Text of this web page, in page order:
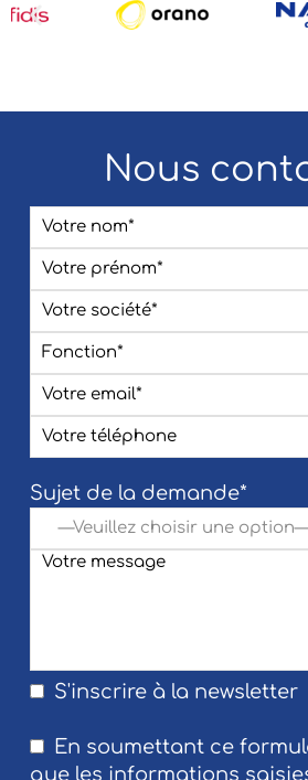
Nous
Sujet de la demande*
S'inscrire à la newsletter
En soumettant ce
que les informations